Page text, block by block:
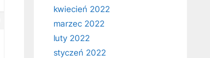
kwiecień 2022
marzec 2022
luty 2022
styczeń 2022